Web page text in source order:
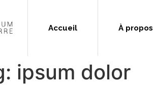
Accueil À propos
ipsum dolor